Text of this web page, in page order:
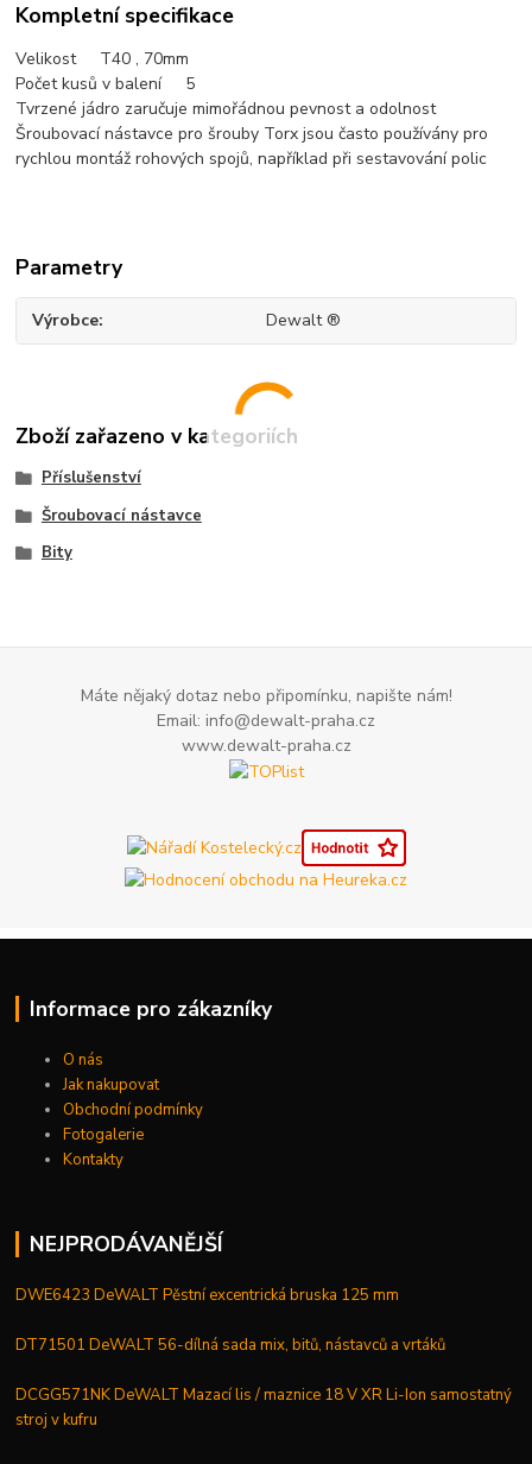
Kompletní specifikace
Velikost T40 , 70mm
Počet kusů v balení 5
Tvrzené jádro zaručuje mimořádnou pevnost a odolnost
Šroubovací nástavce pro šrouby Torx jsou často používány pro
rychlou montáž rohových spojů, například při sestavování polic
Parametry
Výrobce Dewalt ®
Zboží zařazeno v kategoriích
Příslušenství
Šroubovací nástavce
Bity
Máte nějaký dotaz nebo připomínku, napište nám!
Email: info@dewalt-praha.cz
www.dewalt-praha.cz
Informace pro zákazníky
O nás
Jak nakupovat
Obchodní podmínky
Fotogalerie
Kontakty
NEJPRODÁVANĚJŠÍ
DWE6423 DeWALT Pěstní excentrická bruska 125 mm
DT71501 DeWALT 56-dílná sada mix, bitů, nástavců a vrtáků
DCGG571NK DeWALT Mazací lis / maznice 18 V XR Li-Ion samostatný
stroj v kufru